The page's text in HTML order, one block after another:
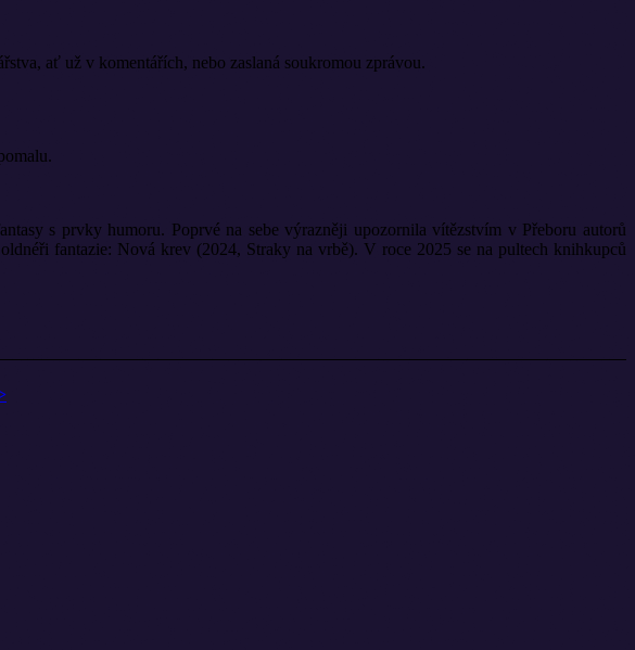
ať už v komentářích, nebo zaslaná soukromou zprávou.
s prvky humoru. Poprvé na sebe výrazněji upozornila vítězstvím v Přeboru autorů
fantazie: Nová krev (2024, Straky na vrbě). V roce 2025 se na pultech knihkupců